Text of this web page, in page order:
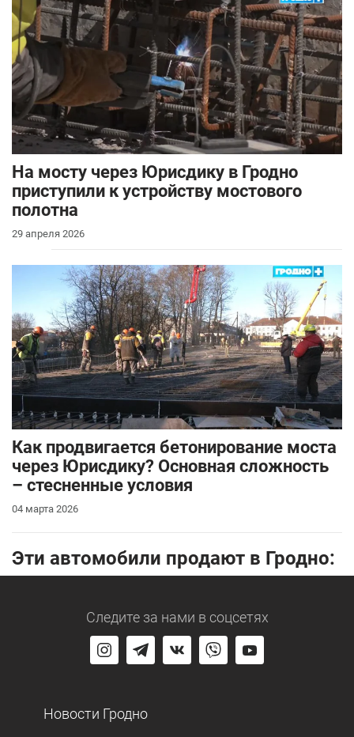
На мосту через Юрисдику в Гродно
приступили к устройству мостового
полотна
29 апреля 2026
Как продвигается бетонирование моста
через Юрисдику? Основная сложность
– стесненные условия
04 марта 2026
Эти автомобили продают в Гродно:
Следите за нами в соцсетях
Новости Гродно